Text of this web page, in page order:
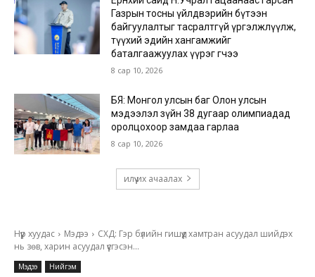
Газрын тосны үйлдвэрийн бүтээн
байгуулалтыг тасралтгүй үргэлжлүүлж,
түүхий эдийн хангамжийг
баталгаажуулах үүрэг өгчээ
8 сар 10, 2026
БЯ: Монгол улсын баг Олон улсын
мэдээлэл зүйн 38 дугаар олимпиадад
оролцохоор замдаа гарлаа
8 сар 10, 2026
илүү их ачаалах